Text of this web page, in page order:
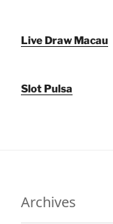
Live Draw Macau
Slot Pulsa
Archives